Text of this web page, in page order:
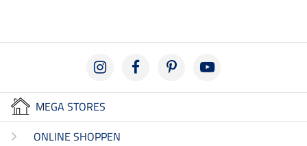
MEGA STORES
ONLINE SHOPPEN